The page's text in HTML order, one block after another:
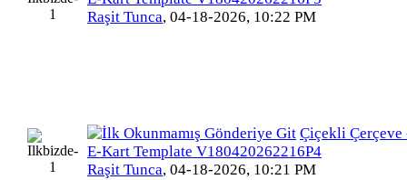
Raşit Tunca, 04-18-2026, 10:22 PM
Çiçekli Çerçeve
E-Kart Template V180420262216P4
Raşit Tunca, 04-18-2026, 10:21 PM